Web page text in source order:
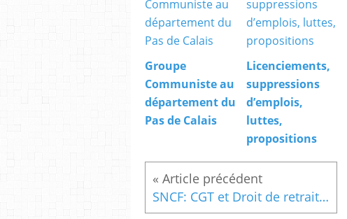
Groupe
Communiste au
département du
Pas de Calais
Licenciements,
suppressions
d’emplois,
luttes,
propositions
SNCF: CGT et Droit de retrait pour une vraie sécurité des citoyens